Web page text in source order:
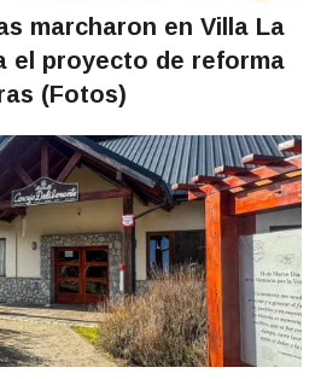
marcharon en Villa La
el proyecto de reforma
(Fotos)